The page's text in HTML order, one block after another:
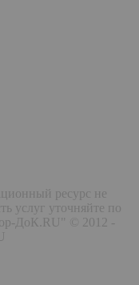
ресурс не
услуг уточняйте по
ДоК.RU" © 2012 -